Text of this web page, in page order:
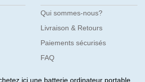
Qui sommes-nous?
Livraison & Retours
Paiements sécurisés
FAQ
ici une batterie ordinateur portable